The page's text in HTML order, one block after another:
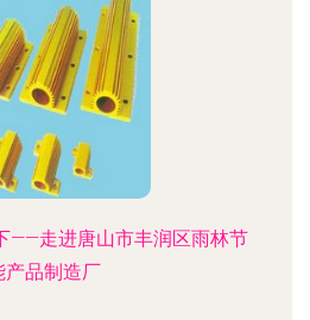
——走进唐山市丰润区雨林节
产品制造厂